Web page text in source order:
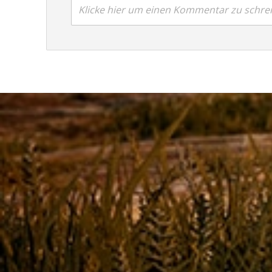
Klicke hier um einen Kommentar zu